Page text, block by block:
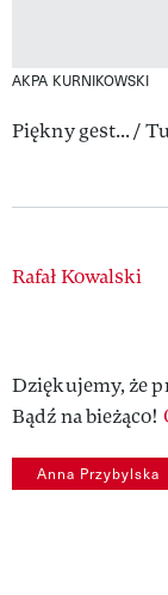
AKPA KURNIKOWSKI
Piękny gest... /
Authors
Rafał Kowalski
Dziękujemy, że
Bądź na bieżąco!
Anna Przybylska